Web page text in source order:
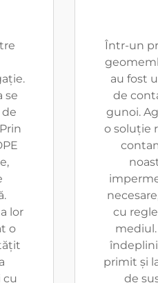
se
lor
o
cu
Într-un
au fost
de
gunoi.
o soluție
cu
primit și
de